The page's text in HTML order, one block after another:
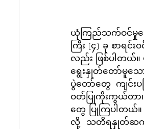
ယုံကြည်သက်ဝင်မှုတွေ
ကြီး (၄) ခု စာရ
လည်း ဖြစ်ပါတယ်
ရွေးနှုတ်တော်မူသ
ပွဲတော်တွေ ကျင်းပ
ဝတ်ပြုကိုးကွယ်တာ၊
တွေ ပြုကြပါတယ်
လို့ သတိရနှုတ်ဆက်ကြ